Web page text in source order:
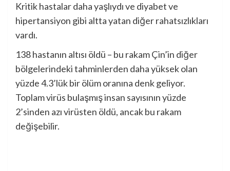
Kritik hastalar daha yaşlıydı ve diyabet ve
hipertansiyon gibi altta yatan diğer rahatsızlıkları
vardı.
138 hastanın altısı öldü – bu rakam Çin’in diğer
bölgelerindeki tahminlerden daha yüksek olan
yüzde 4.3’lük bir ölüm oranına denk geliyor.
Toplam virüs bulaşmış insan sayısının yüzde
2’sinden azı virüsten öldü, ancak bu rakam
değişebilir.